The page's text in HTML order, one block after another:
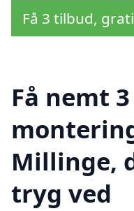
Få 3 tilbud,
Få nemt
Millinge,
tryg ved